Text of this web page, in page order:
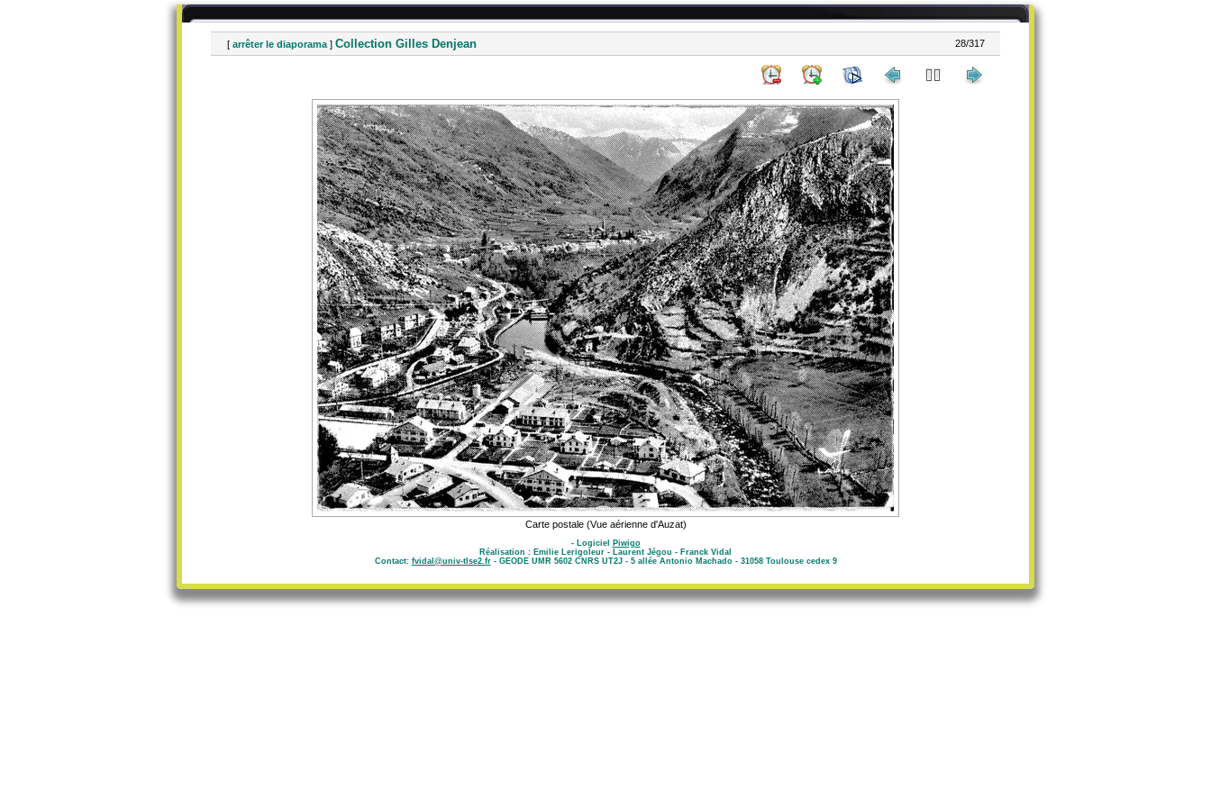
[ arrêter le diaporama ] Collection Gilles Denjean 28/317
Carte postale (Vue aérienne d'Auzat)
- Logiciel
Piwigo
Réalisation : Emilie Lerigoleur - Laurent Jégou - Franck Vidal
Contact: fvidal@univ-tlse2.fr- GEODE UMR 5602 CNRS UT2J - 5 allée Antonio Machado - 31058 Toulouse cedex 9